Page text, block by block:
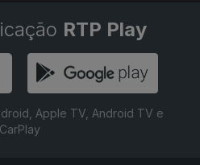
RTP Play
Apple TV, Android TV e
CarPlay